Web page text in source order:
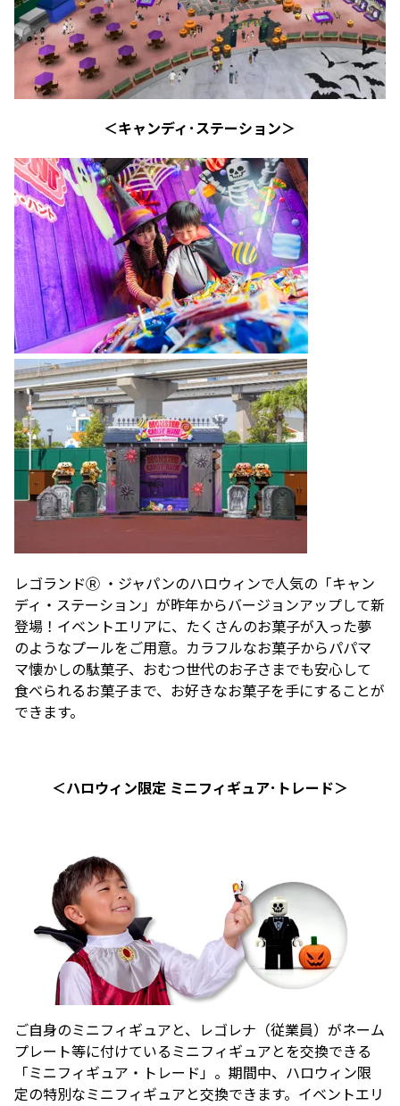
＜キャンディ･ステーション＞
レゴランドⓇ ・ジャパンのハロウィンで人気の「キャン
ディ・ステーション」が昨年からバージョンアップして新
登場！イベントエリアに、たくさんのお菓子が入った夢
のようなプールをご用意。カラフルなお菓子からパパマ
マ懐かしの駄菓子、おむつ世代のお子さまでも安心して
食べられるお菓子まで、お好きなお菓子を手にすることが
できます。
＜ハロウィン限定 ミニフィギュア･トレード＞
ご自身のミニフィギュアと、レゴレナ（従業員）がネーム
プレート等に付けているミニフィギュアとを交換できる
「ミニフィギュア・トレード」。期間中、ハロウィン限
定の特別なミニフィギュアと交換できます。イベントエリ